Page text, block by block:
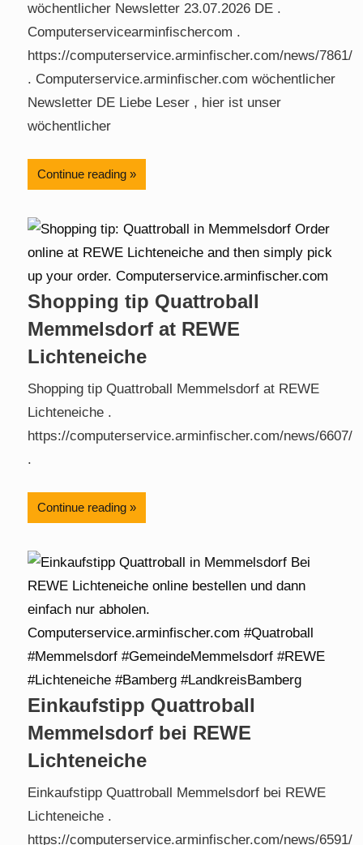
wöchentlicher Newsletter 23.07.2026 DE .
Computerservicearminfischercom .
https://computerservice.arminfischer.com/news/7861/
. Computerservice.arminfischer.com wöchentlicher
Newsletter DE Liebe Leser , hier ist unser
wöchentlicher
Continue reading
Shopping tip Quattroball
Memmelsdorf at REWE
Lichteneiche
Shopping tip Quattroball Memmelsdorf at REWE
Lichteneiche .
https://computerservice.arminfischer.com/news/6607/
.
Continue reading
Einkaufstipp Quattroball
Memmelsdorf bei REWE
Lichteneiche
Einkaufstipp Quattroball Memmelsdorf bei REWE
Lichteneiche .
https://computerservice.arminfischer.com/news/6591/